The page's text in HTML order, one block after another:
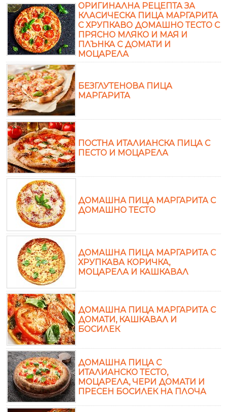
ОРИГИНАЛНА РЕЦЕПТА ЗА
КЛАСИЧЕСКА ПИЦА МАРГАРИТА
С ХРУПКАВО ДОМАШНО ТЕСТО С
ПРЯСНО МЛЯКО И МАЯ И
ПЛЪНКА С ДОМАТИ И
МОЦАРЕЛА
БЕЗГЛУТЕНОВА ПИЦА
МАРГАРИТА
ПОСТНА ИТАЛИАНСКА ПИЦА С
ПЕСТО И МОЦАРЕЛА
ДОМАШНА ПИЦА МАРГАРИТА С
ДОМАШНО ТЕСТО
ДОМАШНА ПИЦА МАРГАРИТА С
ХРУПКАВА КОРИЧКА,
МОЦАРЕЛА И КАШКАВАЛ
ДОМАШНА ПИЦА МАРГАРИТА С
ДОМАТИ, КАШКАВАЛ И
БОСИЛЕК
ДОМАШНА ПИЦА С
ИТАЛИАНСКО ТЕСТО,
МОЦАРЕЛА, ЧЕРИ ДОМАТИ И
ПРЕСЕН БОСИЛЕК НА ПЛОЧА